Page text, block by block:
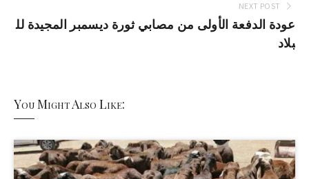
NEXT POST
عودة الدفعة الأولى من مصابي ثورة ديسمبر المجيدة لل
بلاد
You Might Also Like: